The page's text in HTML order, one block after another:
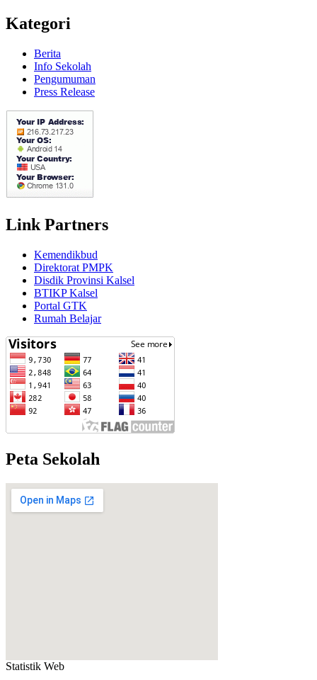
Kategori
Berita
Info Sekolah
Pengumuman
Press Release
Link Partners
Kemendikbud
Direktorat PMPK
Disdik Provinsi Kalsel
BTIKP Kalsel
Portal GTK
Rumah Belajar
Peta Sekolah
Statistik Web